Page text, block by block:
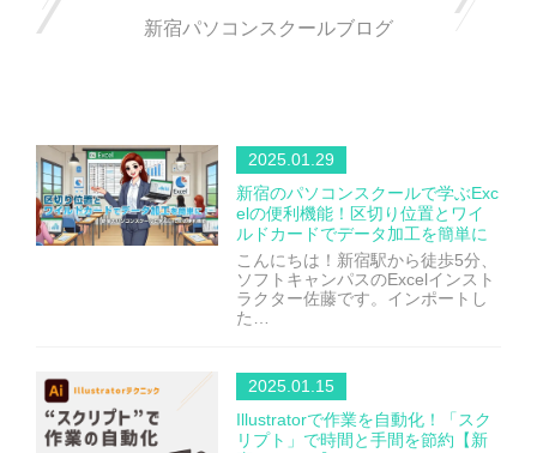
新宿パソコンスクールブログ
2025.01.29
新宿のパソコンスクールで学ぶExc
elの便利機能！区切り位置とワイ
ルドカードでデータ加工を簡単に
こんにちは！新宿駅から徒歩5分、
ソフトキャンパスのExcelインスト
ラクター佐藤です。インポートし
た…
2025.01.15
Illustratorで作業を自動化！「スク
リプト」で時間と手間を節約【新